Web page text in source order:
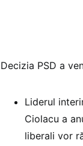
Decizia PSD a
Liderul
Ciolacu a
liberali vor